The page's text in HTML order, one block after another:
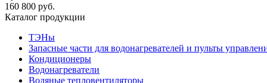
160 800 руб.
Каталог продукции
ТЭНы
Запасные части для водонагревателей и пульты
Кондиционеры
Водонагреватели
Водяные тепловентиляторы